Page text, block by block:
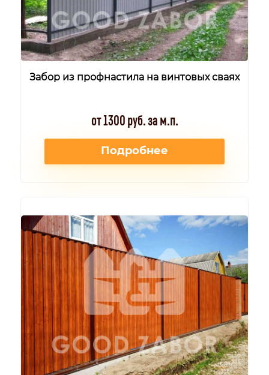
Забор из профнастила на винтовых сваях
от 1300 руб. за м.п.
Подробнее